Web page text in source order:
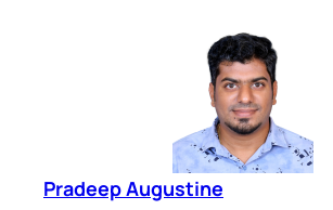
Pradeep Augustine